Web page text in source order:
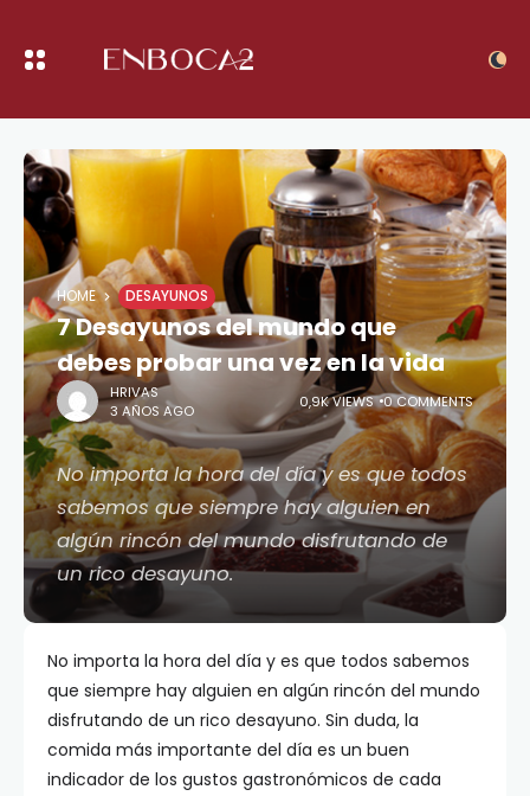
HOME DESAYUNOS
7 Desayunos del mundo que
debes probar una vez en la vida
HRIVAS
3 AÑOS AGO
0,9K VIEWS 0 COMMENTS
No importa la hora del día y es que todos
sabemos que siempre hay alguien en
algún rincón del mundo disfrutando de
un rico desayuno.
No importa la hora del día y es que todos sabemos
que siempre hay alguien en algún rincón del mundo
disfrutando de un rico desayuno. Sin duda, la
comida más importante del día es un buen
indicador de los gustos gastronómicos de cada